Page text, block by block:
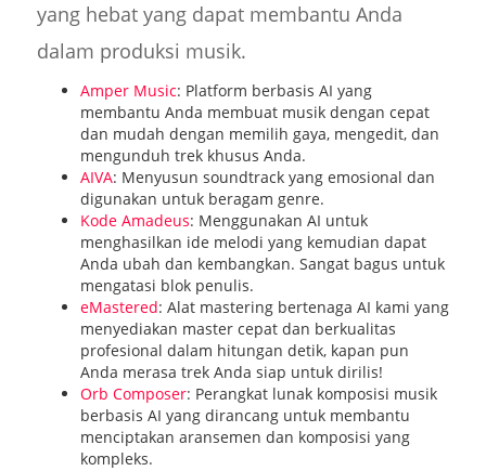
yang hebat yang dapat membantu Anda
dalam produksi musik.
Amper Music: Platform berbasis AI yang
membantu Anda membuat musik dengan cepat
dan mudah dengan memilih gaya, mengedit, dan
mengunduh trek khusus Anda.
AIVA: Menyusun soundtrack yang emosional dan
digunakan untuk beragam genre.
Kode Amadeus: Menggunakan AI untuk
menghasilkan ide melodi yang kemudian dapat
Anda ubah dan kembangkan. Sangat bagus untuk
mengatasi blok penulis.
eMastered: Alat mastering bertenaga AI kami yang
menyediakan master cepat dan berkualitas
profesional dalam hitungan detik, kapan pun
Anda merasa trek Anda siap untuk dirilis!
Orb Composer: Perangkat lunak komposisi musik
berbasis AI yang dirancang untuk membantu
menciptakan aransemen dan komposisi yang
kompleks.